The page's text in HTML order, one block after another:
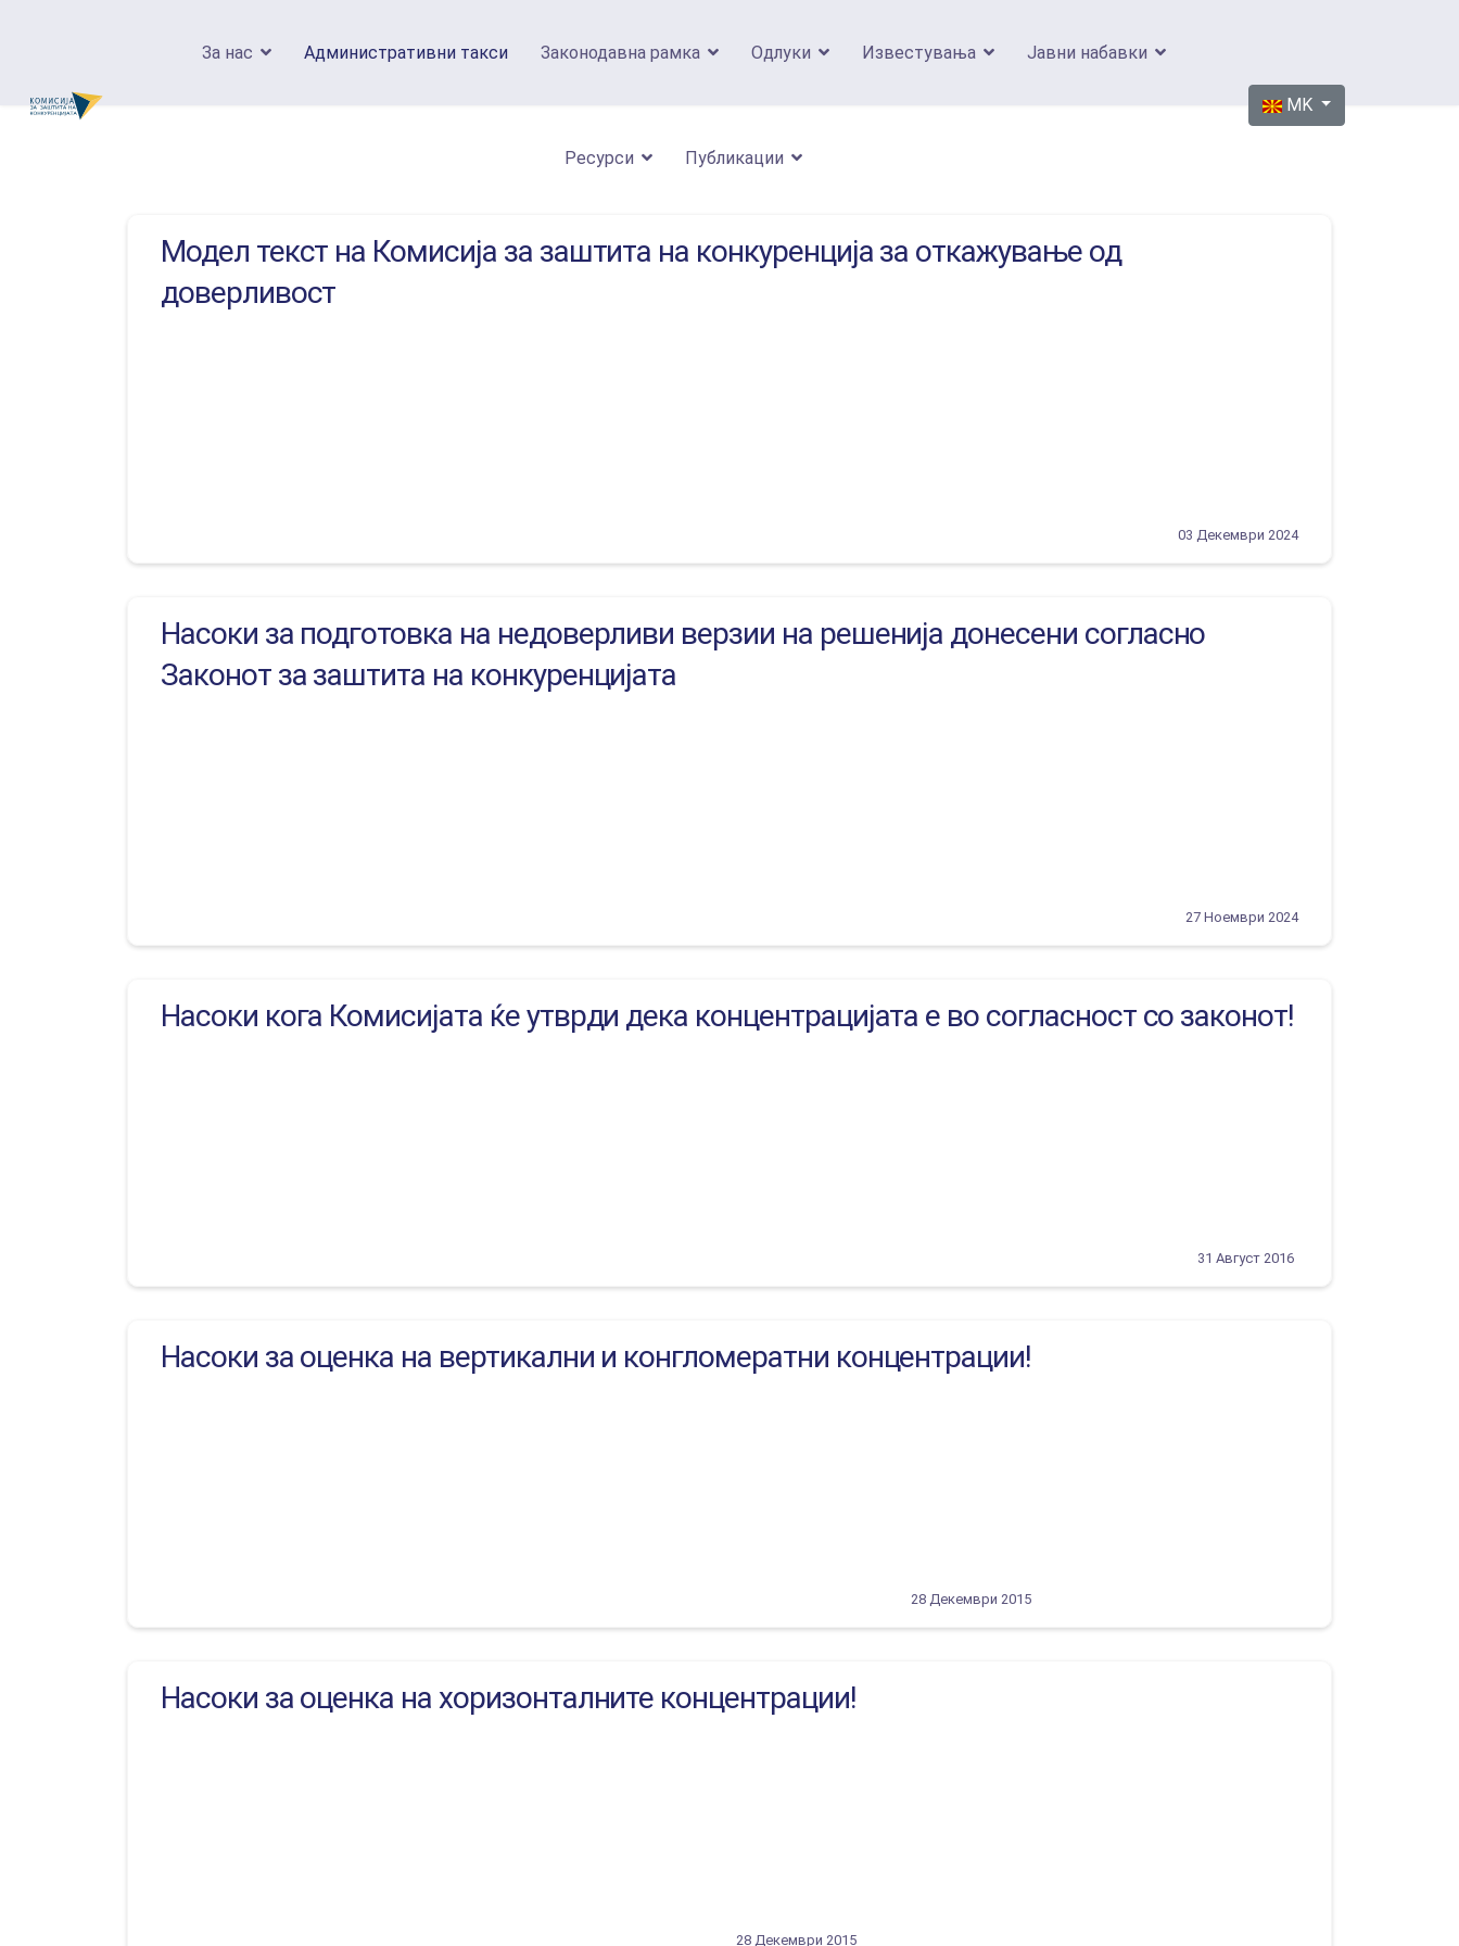
За нас Административни такси Законодавна рамка Одлуки Известувања Јавни набавки
Ресурси Публикации
Изберете го вашиот јазик
MK
Модел текст на Комисија за заштита на конкуренција за откажување од
доверливост
03 Декември 2024
Насоки за подготовка на недоверливи верзии на решенија донесени согласно
Законот за заштита на конкуренцијата
27 Ноември 2024
Насоки кога Комисијата ќе утврди дека концентрацијата е во согласност со законот!
31 Август 2016
Насоки за оценка на вертикални и конгломератни концентрации!
28 Декември 2015
Насоки за оценка на хоризонталните концентрации!
28 Декември 2015